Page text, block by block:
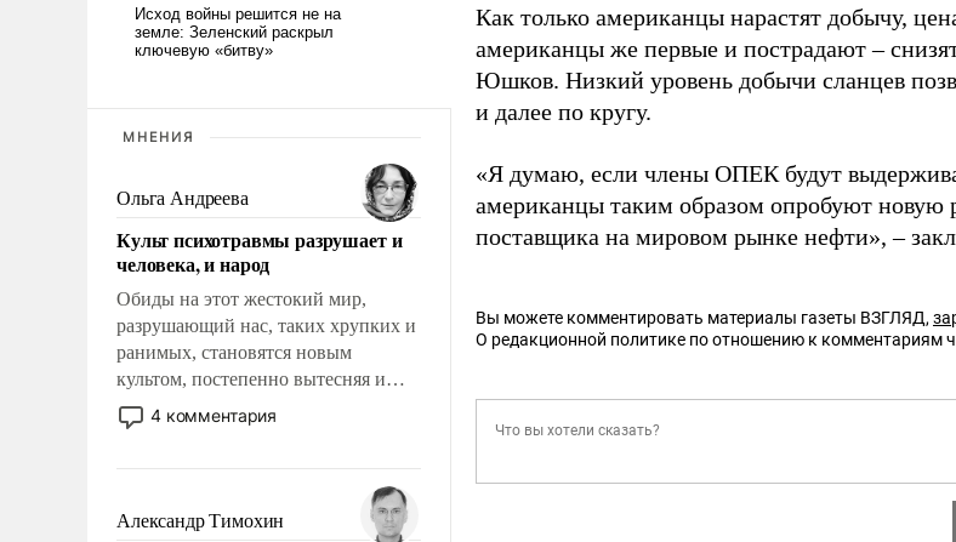
МНЕНИЯ
Ольга Андреева
Культ психотравмы разрушает и
человека, и народ
Обиды на этот жестокий мир,
разрушающий нас, таких хрупких и
ранимых, становятся новым
культом, постепенно вытесняя и
отменяя традиционное требование к
человеку – быть мужественным и
на себя ответственность, помогать
слабым, идти вперед и
4 комментария
Александр Тимохин
Как только американцы нарастят добычу,
американцы же первые и пострадают –
Юшков. Низкий уровень добычи сланцев
и далее по кругу.
«Я думаю, если члены ОПЕК будут
американцы таким образом опробуют новую
поставщика на мировом рынке нефти», –
Вы можете комментировать материалы газеты ВЗГЛЯД,
О редакционной политике по отношению к комментариям